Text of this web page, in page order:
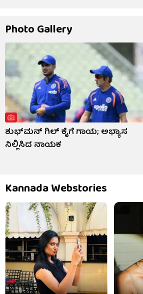
Photo Gallery
ಶುಭ್​ಮನ್ ಗಿಲ್ ಕೈಗೆ ಗಾಯ; ಅಭ್ಯಾಸ
ನಿಲ್ಲಿಸಿದ ನಾಯಕ
Kannada Webstories